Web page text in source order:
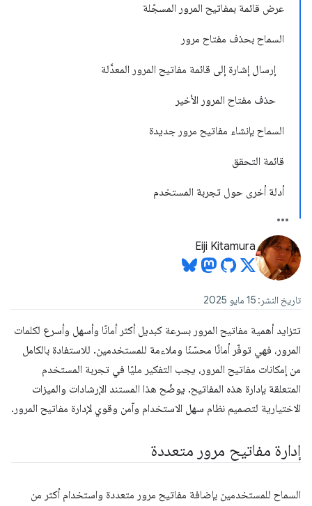
عرض قائمة بمفاتيح المرور المسجّلة
السماح بحذف مفتاح مرور
إرسال إشارة إلى قائمة مفاتيح المرور المعدَّلة
حذف مفتاح المرور الأخير
السماح بإنشاء مفاتيح مرور جديدة
قائمة التحقق
أدلة أخرى حول تجربة المستخدم
Eiji Kitamura
تاريخ النشر: 15 مايو 2025
تتزايد أهمية مفاتيح المرور بسرعة كبديل أكثر أمانًا وأسهل وأسرع لكلمات
المرور، فهي توفّر أمانًا محسّنًا وملاءمة للمستخدمين. للاستفادة بالكامل
من إمكانات مفاتيح المرور، يجب التفكير مليًا في تجربة المستخدم
المتعلقة بإدارة هذه المفاتيح. يوضّح هذا المستند الإرشادات والميزات
الاختيارية لتصميم نظام سهل الاستخدام وآمن وقوي لإدارة مفاتيح المرور.
إدارة مفاتيح مرور متعددة
السماح للمستخدمين بإضافة مفاتيح مرور متعددة واستخدام أكثر من